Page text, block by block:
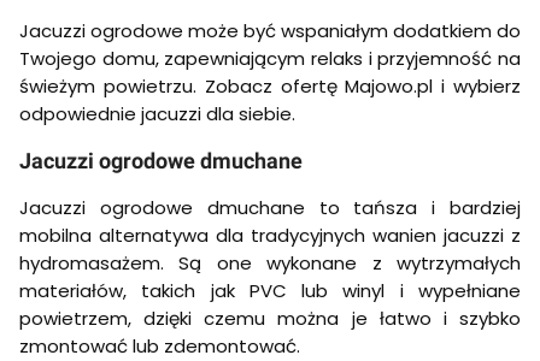
Jacuzzi ogrodowe może być wspaniałym dodatkiem do
Twojego domu, zapewniającym relaks i przyjemność na
świeżym powietrzu. Zobacz ofertę Majowo.pl i wybierz
odpowiednie jacuzzi dla siebie.
Jacuzzi ogrodowe dmuchane
Jacuzzi ogrodowe dmuchane to tańsza i bardziej
mobilna alternatywa dla tradycyjnych wanien jacuzzi z
hydromasażem. Są one wykonane z wytrzymałych
materiałów, takich jak PVC lub winyl i wypełniane
powietrzem, dzięki czemu można je łatwo i szybko
zmontować lub zdemontować.